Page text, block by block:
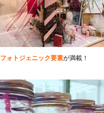
フォトジェニック要素が満載！